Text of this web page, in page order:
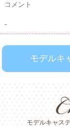
コメント
-
モデルキ
モデルキャス